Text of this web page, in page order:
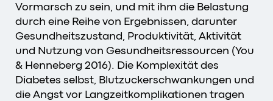
Vormarsch zu sein, und mit ihm die Belastung
durch eine Reihe von Ergebnissen, darunter
Gesundheitszustand, Produktivität, Aktivität
und Nutzung von Gesundheitsressourcen (You
& Henneberg 2016). Die Komplexität des
Diabetes selbst, Blutzuckerschwankungen und
die Angst vor Langzeitkomplikationen tragen